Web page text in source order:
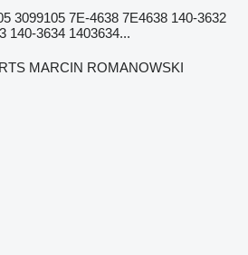
3099105 7E-4638 7E4638 140-3632
140-3634 1403634...
MARCIN ROMANOWSKI